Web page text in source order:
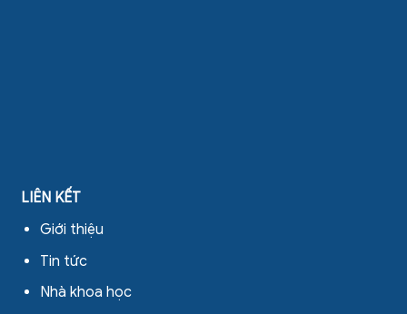
LIÊN KẾT
Giới thiệu
Tin tức
Nhà khoa học